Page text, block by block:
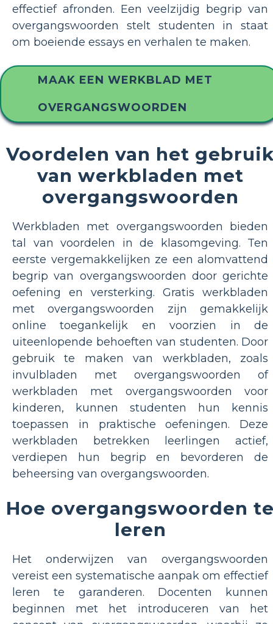
effectief afronden. Een veelzijdig begrip van
overgangswoorden stelt studenten in staat
om boeiende essays en verhalen te maken.
MAAK EEN WERKBLAD MET
OVERGANGSWOORDEN
Voordelen van het
van werkbladen met
overgangswoorden
Werkbladen met overgangswoorden bieden
tal van voordelen in de klasomgeving. Ten
eerste vergemakkelijken ze een alomvattend
begrip van overgangswoorden door gerichte
oefening en versterking. Gratis werkbladen
met overgangswoorden zijn gemakkelijk
online toegankelijk en voorzien in de
uiteenlopende behoeften van studenten. Door
gebruik te maken van werkbladen, zoals
invulbladen met overgangswoorden of
werkbladen met overgangswoorden voor
kinderen, kunnen studenten hun kennis
toepassen in praktische oefeningen. Deze
werkbladen betrekken leerlingen actief,
verdiepen hun begrip en bevorderen de
beheersing van overgangswoorden.
Hoe overgangswoorden
leren
Het onderwijzen van overgangswoorden
vereist een systematische aanpak om effectief
leren te garanderen. Docenten kunnen
beginnen met het introduceren van het